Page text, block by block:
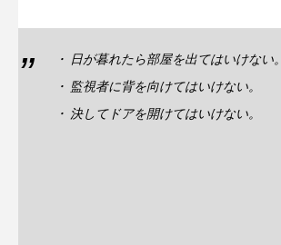
・ 日が暮れたら部屋を出てはいけない。
・ 監視者に背を向けてはいけない。
・ 決してドアを開けてはいけない。